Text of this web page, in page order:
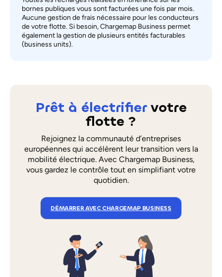
bornes publiques vous sont facturées une fois par mois.
Aucune gestion de frais nécessaire pour les conducteurs
de votre flotte. Si besoin, Chargemap Business permet
également la gestion de plusieurs entités facturables
(business units).
Prêt à électrifiervotre
flotte ?
Rejoignez la communauté d’entreprises
européennes qui accélèrent leur transition vers la
mobilité électrique. Avec Chargemap Business,
vous gardez le contrôle tout en simplifiant votre
quotidien.
DÉMARRER AVEC CHARGEMAP BUSINESS